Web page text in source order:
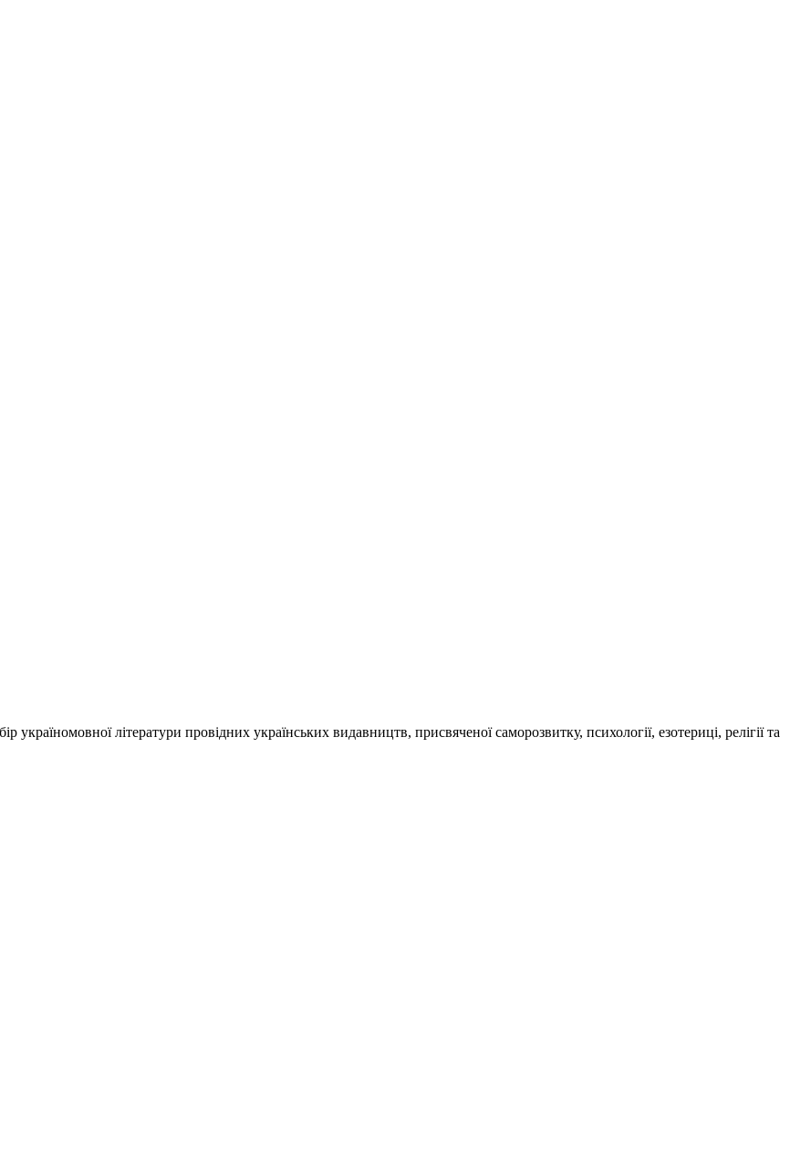
україномовної літератури провідних українських видавництв, присвяченої саморозвитку, психології, езотериці, релігії та